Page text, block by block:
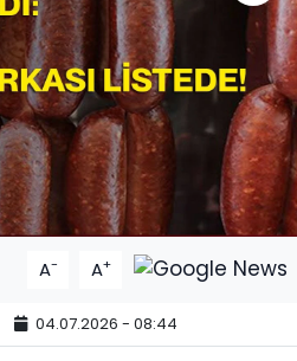
A- A+
04.07.2026 - 08:44